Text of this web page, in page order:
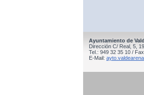
Ayuntamiento de
Dirección C/ Real, 5,
Tel.: 949 32 35 10 /
E-Mail: